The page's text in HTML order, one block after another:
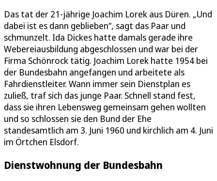
Das tat der 21-jährige Joachim Lorek aus Düren. „Und
dabei ist es dann geblieben“, sagt das Paar und
schmunzelt. Ida Dickes hatte damals gerade ihre
Webereiausbildung abgeschlossen und war bei der
Firma Schönrock tätig. Joachim Lorek hatte 1954 bei
der Bundesbahn angefangen und arbeitete als
Fahrdienstleiter. Wann immer sein Dienstplan es
zuließ, traf sich das junge Paar. Schnell stand fest,
dass sie ihren Lebensweg gemeinsam gehen wollten
und so schlossen sie den Bund der Ehe
standesamtlich am 3. Juni 1960 und kirchlich am 4. Juni
im Örtchen Elsdorf.
Dienstwohnung der Bundesbahn